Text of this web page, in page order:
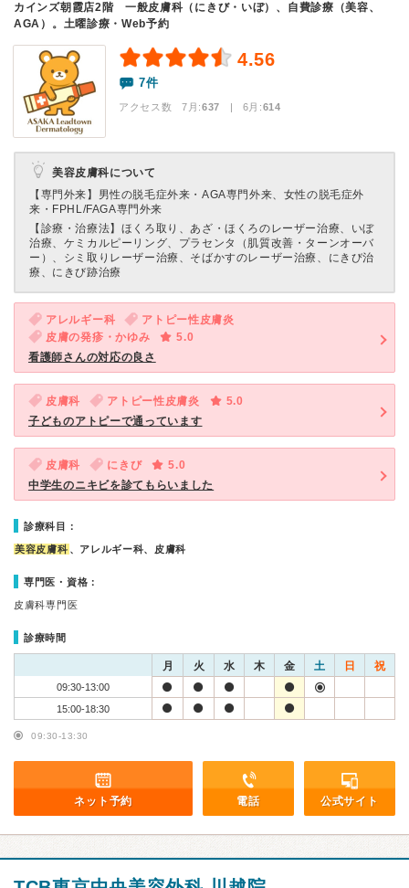
カインズ朝霞店2階 一般皮膚科（にきび・いぼ）、自費診療（美容、
AGA）。土曜診療・Web予約
4.56
7件
アクセス数 7月:637 | 6月:614
美容皮膚科について
【専門外来】 男性の脱毛症外来・AGA専門外来、女性の脱毛症外
来・FPHL/FAGA専門外来
【診療・治療法】 ほくろ取り、あざ・ほくろのレーザー治療、いぼ
治療、ケミカルピーリング、プラセンタ（肌質改善・ターンオーバ
ー）、シミ取りレーザー治療、そばかすのレーザー治療、にきび治
療、にきび跡治療
アレルギー科
アトピー性皮膚炎
皮膚の発疹・かゆみ
5.0
看護師さんの対応の良さ
皮膚科 アトピー性皮膚炎
5.0
子どものアトピーで通っています
皮膚科 にきび
5.0
中学生のニキビを診てもらいました
診療科目：
美容皮膚科 、アレルギー科、皮膚科
専門医・資格：
皮膚科専門医
診療時間
月 火 水 木 金 土 日 祝
09:30-13:00
15:00-18:30
09:30-13:30
ネット予約 電話 公式サイト